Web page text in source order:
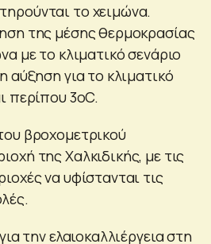
το χειμώνα.
της μέσης θερμοκρασίας
με το κλιματικό σενάριο
αύξηση για το κλιματικό
περίπου 3oC.
βροχομετρικού
της Χαλκιδικής, με τις
να υφίστανται τις
την ελαιοκαλλιέργεια στη